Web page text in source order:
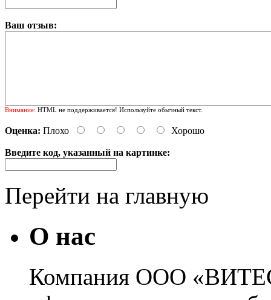
Ваш отзыв:
Внимание: HTML не поддерживается! Используйте обычный текст.
Оценка: Плохо Хорошо
Введите код, указанный на картинке:
Перейти на главную
О нас
Компания ООО